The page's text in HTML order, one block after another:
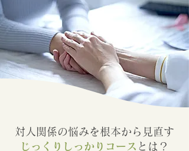
対人関係の悩みを根本から見直す
じっくりしっかりコース とは？